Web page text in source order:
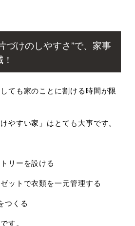
けのしやすさ”で、家事
ても家のことに割ける時間が限
やすい家」はとても大事です。
リーを設ける
ットで衣類を一元管理する
つくる
す。